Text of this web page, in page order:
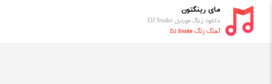
مای رینگتون
دانلود زنگ موبایل DJ Snake
آهنگ زنگ DJ Snake